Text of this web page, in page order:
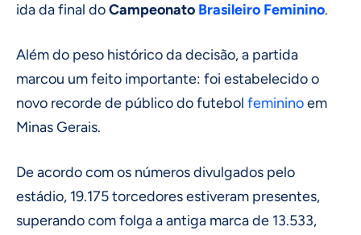
ida da final doCampeonato Brasileiro Feminino.
Além do peso histórico da decisão, a partida
marcou um feito importante: foi estabelecido o
novo recorde de público do futebol femininoem
Minas Gerais.
De acordo com os números divulgados pelo
estádio, 19.175 torcedores estiveram presentes,
superando com folga a antiga marca de 13.533,